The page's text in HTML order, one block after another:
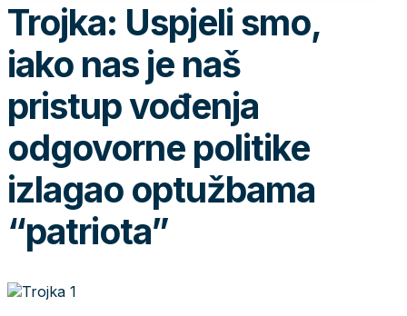
Trojka: Uspjeli smo,
iako nas je naš
pristup vođenja
odgovorne politike
izlagao optužbama
“patriota”